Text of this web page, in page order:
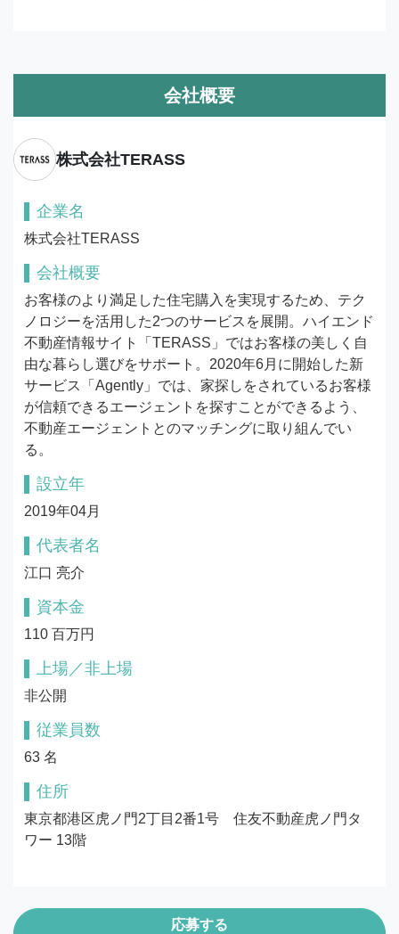
会社概要
株式会社TERASS
企業名
株式会社TERASS
会社概要
お客様のより満足した住宅購入を実現するため、テク
ノロジーを活用した2つのサービスを展開。ハイエンド
不動産情報サイト「TERASS」ではお客様の美しく自
由な暮らし選びをサポート。2020年6月に開始した新
サービス「Agently」では、家探しをされているお客様
が信頼できるエージェントを探すことができるよう、
不動産エージェントとのマッチングに取り組んでい
る。
設立年
2019年04月
代表者名
江口 亮介
資本金
110 百万円
上場／非上場
非公開
従業員数
63 名
住所
東京都港区虎ノ門2丁目2番1号　住友不動産虎ノ門タ
ワー 13階
応募する